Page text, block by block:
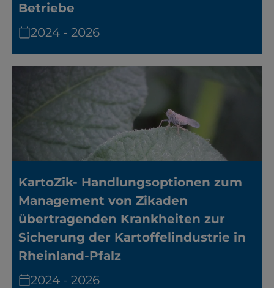
Betriebe
2024 - 2026
KartoZik- Handlungsoptionen zum
Management von Zikaden
übertragenden Krankheiten zur
Sicherung der Kartoffelindustrie in
Rheinland-Pfalz
2024 - 2026